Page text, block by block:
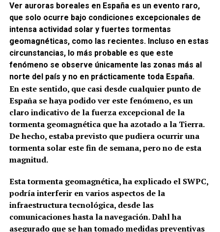
Ver auroras boreales en España es un evento raro,
que solo ocurre bajo condiciones excepcionales de
intensa actividad solar y fuertes tormentas
geomagnéticas, como las recientes. Incluso en estas
circunstancias, lo más probable es que este
fenómeno se observe únicamente las zonas más al
norte del país y no en prácticamente toda España.
En este sentido, que casi desde cualquier punto de
España se haya podido ver este fenómeno, es un
claro indicativo de la fuerza excepcional de la
tormenta geomagnética que ha azotado a la Tierra.
De hecho, estaba previsto que pudiera ocurrir una
tormenta solar este fin de semana, pero no de esta
magnitud.
Esta tormenta geomagnética, ha explicado el SWPC,
podría interferir en varios aspectos de la
infraestructura tecnológica, desde las
comunicaciones hasta la navegación. Dahl ha
asegurado que se han tomado medidas preventivas